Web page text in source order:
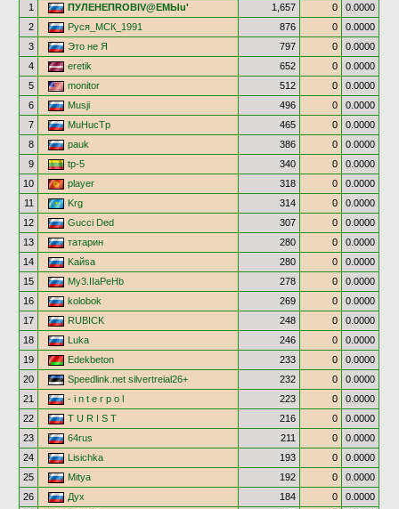
1 ПУЛЕНЕПROBIV@EMЫu' 1,657 0
0.0000
2
Руся_МСК_1991 876 0
0.0000
3
Это не Я 797 0
0.0000
4
eretik 652 0
0.0000
5
monitor 512 0
0.0000
6
Musji 496 0
0.0000
7
MuHucTp 465 0
0.0000
8
pauk 386 0
0.0000
9
tp-5 340 0
0.0000
10
player 318 0
0.0000
11
Krg 314 0
0.0000
12
Gucci Ded 307 0
0.0000
13
татарин 280 0
0.0000
14
Kaйsa 280 0
0.0000
15
My3.IIaPeHb 278 0
0.0000
16
kolobok 269 0
0.0000
17
RUBICK 248 0
0.0000
18
Luka 246 0
0.0000
19
Edekbeton 233 0
0.0000
20
Speedlink.net silvertreial26+ 232 0
0.0000
21
- i n t e r p o l 223 0
0.0000
22
T U R I S T 216 0
0.0000
23
64rus 211 0
0.0000
24
Lisichka 193 0
0.0000
25
Mitya 192 0
0.0000
26
Дух 184 0
0.0000